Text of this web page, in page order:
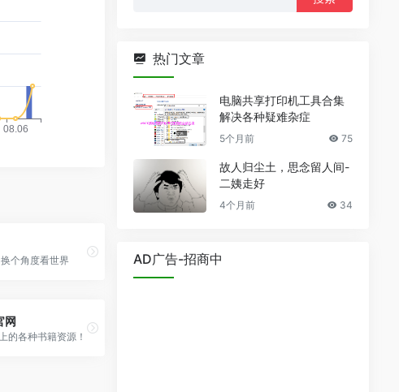
个角度看世界
网
的各种书籍资源！
热门文章
电脑共享打印机工具合集
解决各种疑难杂症
5个月前 75
故人归尘土，思念留人间-
二姨走好
4个月前 34
AD广告-招商中